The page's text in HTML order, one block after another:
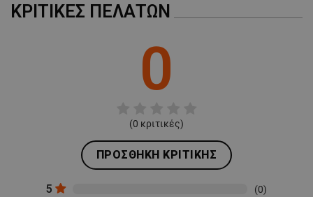
ΚΡΙΤΙΚΈΣ ΠΕΛΑΤΏΝ
0
(0 κριτικές)
ΠΡΟΣΘΉΚΗ ΚΡΙΤΙΚΉΣ
5 (0)